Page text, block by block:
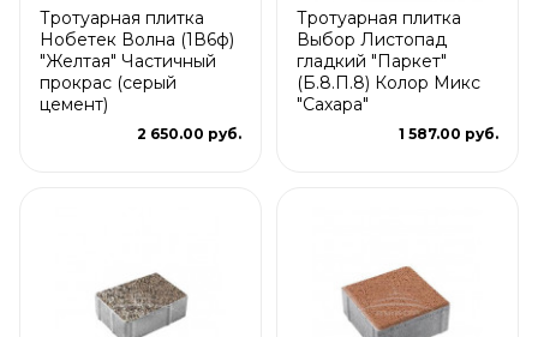
Тротуарная плитка
Нобетек Волна (1В6ф)
"Желтая" Частичный
прокрас (серый
цемент)
2 650.00 руб.
Тротуарная плитка
Выбор Листопад
гладкий "Паркет"
(Б.8.П.8) Колор Микс
"Сахара"
1 587.00 руб.